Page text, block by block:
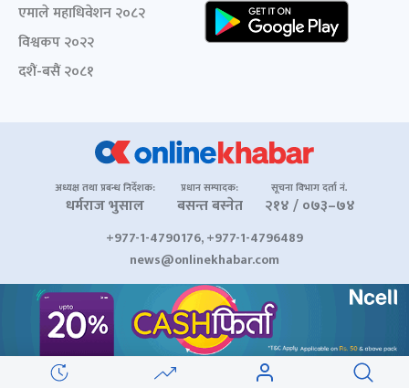
एमाले महाधिवेशन २०८२
विश्वकप २०२२
दशैं-बसैं २०८१
अध्यक्ष तथा प्रबन्ध निर्देशक:
धर्मराज भुसाल
प्रधान सम्पादक:
बसन्त बस्नेत
सूचना विभाग दर्ता नं.
२१४ / ०७३–७४
+977-1-4790176, +977-1-4796489
news@onlinekhabar.com
© २००६-२०२६ Onlinekhabar.com सर्वाधिकार सुरक्षित